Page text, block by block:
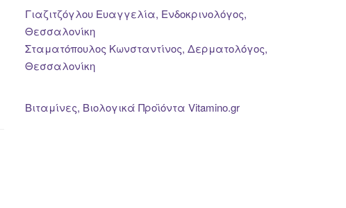
Γιαζιτζόγλου Ευαγγελία, Ενδοκρινολόγος,
Θεσσαλονίκη
Σταματόπουλος Κωνσταντίνος, Δερματολόγος,
Θεσσαλονίκη
Βιταμίνες, Βιολογικά Προϊόντα Vitamino.gr